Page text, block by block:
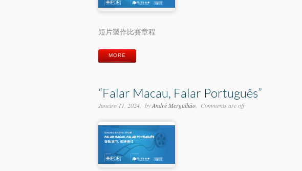
短片製作比賽章程
MORE
“Falar Macau, Falar Português”
Janeiro 11, 2024 byAndré Mergulhão Comments are off